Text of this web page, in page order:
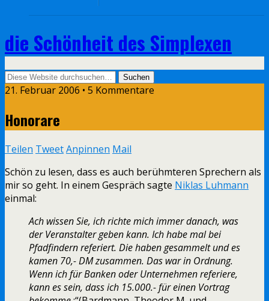
die Schönheit des Simplexen
21. Februar 2006 • 5 Kommentare
Honorare
Teilen TweetAnpinnen Mail
Schön zu lesen, dass es auch berühmteren Sprechern als
mir so geht. In einem Gespräch sagte Niklas Luhmann
einmal:
Ach wissen Sie, ich richte mich immer danach, was
der Veranstalter geben kann. Ich habe mal bei
Pfadfindern referiert. Die haben gesammelt und es
kamen 70,- DM zusammen. Das war in Ordnung.
Wenn ich für Banken oder Unternehmen referiere,
kann es sein, dass ich 15.000.- für einen Vortrag